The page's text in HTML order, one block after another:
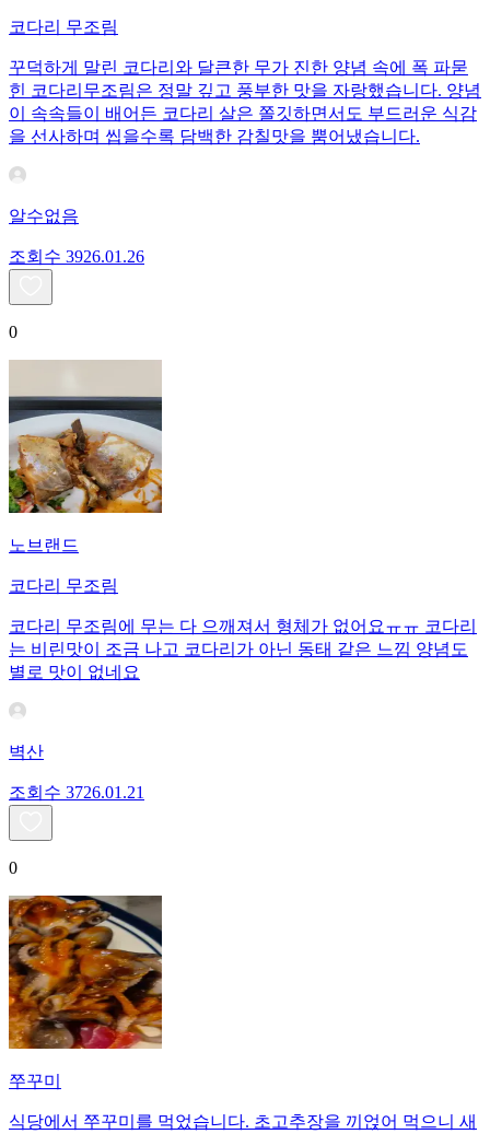
코다리 무조림
꾸덕하게 말린 코다리와 달큰한 무가 진한 양념 속에 폭 파묻
힌 코다리무조림은 정말 깊고 풍부한 맛을 자랑했습니다. 양념
이 속속들이 배어든 코다리 살은 쫄깃하면서도 부드러운 식감
을 선사하며 씹을수록 담백한 감칠맛을 뿜어냈습니다.
알수없음
조회수 3926.01.26
0
노브랜드
코다리 무조림
코다리 무조림에 무는 다 으깨져서 형체가 없어요ㅠㅠ 코다리
는 비린맛이 조금 나고 코다리가 아닌 동태 같은 느낌 양념도
별로 맛이 없네요
벽산
조회수 3726.01.21
0
쭈꾸미
식당에서 쭈꾸미를 먹었습니다. 초고추장을 끼얹어 먹으니 새